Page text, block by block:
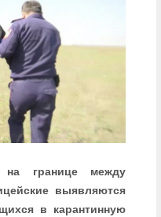
границе между
выявляются
в карантинную